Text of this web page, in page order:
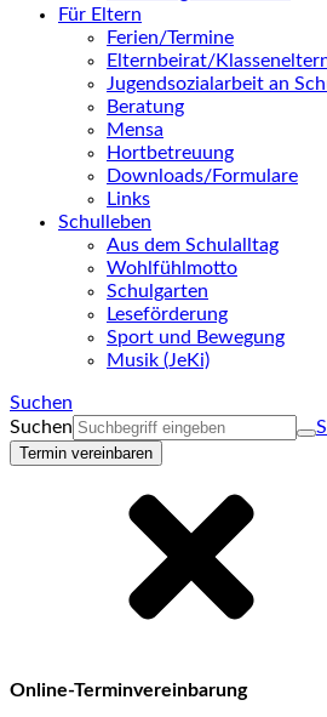
Für Eltern
Ferien/Termine
Elternbeirat/
Jugendsozialarbeit an
Beratung
Mensa
Hortbetreuung
Downloads/Formulare
Links
Schulleben
Aus dem Schulalltag
Wohlfühlmotto
Schulgarten
Leseförderung
Sport und Bewegung
Musik (JeKi)
Suchen
Suchen
Termin vereinbaren
Online-Terminvereinbarung